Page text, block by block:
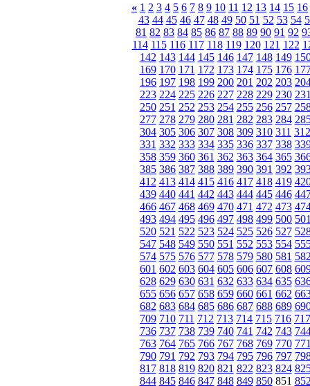
« 1 2 3 4 5 6 7 8 9 10 11 12 13 14 15 16
43 44 45 46 47 48 49 50 51 52 53 54
81 82 83 84 85 86 87 88 89 90 91 92
114 115 116 117 118 119 120 121 122
142 143 144 145 146 147 148 149
169 170 171 172 173 174 175 176
196 197 198 199 200 201 202 203
223 224 225 226 227 228 229 230
250 251 252 253 254 255 256 257
277 278 279 280 281 282 283 284
304 305 306 307 308 309 310 311 312
331 332 333 334 335 336 337 338
358 359 360 361 362 363 364 365
385 386 387 388 389 390 391 392
412 413 414 415 416 417 418 419
439 440 441 442 443 444 445 446
466 467 468 469 470 471 472 473
493 494 495 496 497 498 499 500
520 521 522 523 524 525 526 527
547 548 549 550 551 552 553 554
574 575 576 577 578 579 580 581
601 602 603 604 605 606 607 608
628 629 630 631 632 633 634 635
655 656 657 658 659 660 661 662
682 683 684 685 686 687 688 689
709 710 711 712 713 714 715 716 717
736 737 738 739 740 741 742 743
763 764 765 766 767 768 769 770
790 791 792 793 794 795 796 797
817 818 819 820 821 822 823 824
844 845 846 847 848 849 850851